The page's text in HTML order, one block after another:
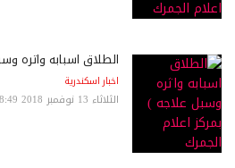
الطلاق اسبابه واثره
اخبار اسكندرية
الثلاثاء 13 نوفمبر 2018 08:49 مساءً